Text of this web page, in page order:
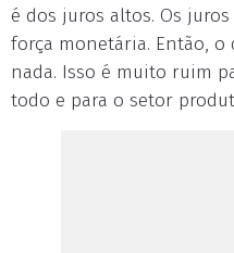
é dos juros altos. Os
força monetária. Então,
nada. Isso é muito ruim
todo e para o setor